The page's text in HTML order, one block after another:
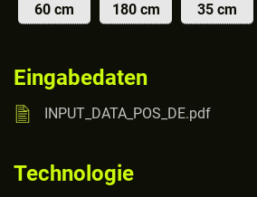
60 cm 180 cm 35 cm
Eingabedaten
INPUT_DATA_POS_DE.pdf
Technologie